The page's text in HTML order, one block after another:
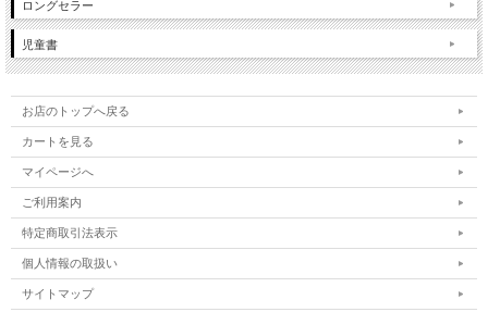
ロングセラー
児童書
お店のトップへ戻る
カートを見る
マイページへ
ご利用案内
特定商取引法表示
個人情報の取扱い
サイトマップ